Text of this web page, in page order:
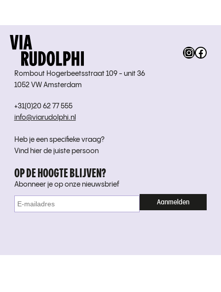
Rombout Hogerbeetsstraat 109 - unit 36
1052 VW Amsterdam
+31(0)20 62 77 555
info@viarudolphi.nl
Heb je een specifieke vraag?
Vind hier de juiste persoon
OP DE HOOGTE BLIJVEN?
Abonneer je op onze nieuwsbrief